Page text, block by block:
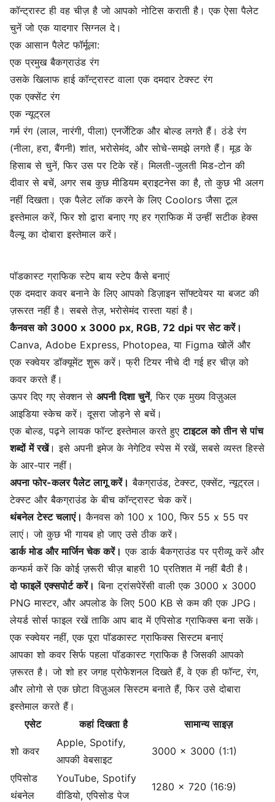
कॉन्ट्रास्ट ही वह चीज़ है जो आपको नोटिस कराती है। एक ऐसा पैलेट
चुनें जो एक यादगार सिग्नल दे।
एक आसान पैलेट फॉर्मूला:
एक प्रमुख बैकग्राउंड रंग
उसके खिलाफ हाई कॉन्ट्रास्ट वाला एक दमदार टेक्स्ट रंग
एक एक्सेंट रंग
एक न्यूट्रल
गर्म रंग (लाल, नारंगी, पीला) एनर्जेटिक और बोल्ड लगते हैं। ठंडे रंग
(नीला, हरा, बैंगनी) शांत, भरोसेमंद, और सोचे-समझे लगते हैं। मूड के
हिसाब से चुनें, फिर उस पर टिके रहें। मिलती-जुलती मिड-टोन की
दीवार से बचें, अगर सब कुछ मीडियम ब्राइटनेस का है, तो कुछ भी अलग
नहीं दिखता। एक पैलेट लॉक करने के लिए Coolors जैसा टूल
इस्तेमाल करें, फिर शो द्वारा बनाए गए हर ग्राफिक में उन्हीं सटीक हेक्स
वैल्यू का दोबारा इस्तेमाल करें।
पॉडकास्ट ग्राफिक स्टेप बाय स्टेप कैसे बनाएं
एक दमदार कवर बनाने के लिए आपको डिज़ाइन सॉफ्टवेयर या बजट की
ज़रूरत नहीं है। सबसे तेज़, भरोसेमंद रास्ता यहां है।
कैनवस को 3000 x 3000 px, RGB, 72 dpi पर सेट करें।
Canva, Adobe Express, Photopea, या Figma खोलें और
एक स्क्वेयर डॉक्यूमेंट शुरू करें। फ्री टियर नीचे दी गई हर चीज़ को
कवर करते हैं।
ऊपर दिए गए सेक्शन से अपनी दिशा चुनें, फिर एक मुख्य विज़ुअल
आइडिया स्केच करें। दूसरा जोड़ने से बचें।
एक बोल्ड, पढ़ने लायक फॉन्ट इस्तेमाल करते हुएटाइटल को तीन से पांच
शब्दों में रखें। इसे अपनी इमेज के नेगेटिव स्पेस में रखें, सबसे व्यस्त हिस्से
के आर-पार नहीं।
अपना फोर-कलर पैलेट लागू करें। बैकग्राउंड, टेक्स्ट, एक्सेंट, न्यूट्रल।
टेक्स्ट और बैकग्राउंड के बीच कॉन्ट्रास्ट चेक करें।
थंबनेल टेस्ट चलाएं। कैनवस को 100 x 100, फिर 55 x 55 पर
लाएं। जो कुछ भी गायब हो जाए उसे ठीक करें।
डार्क मोड और मार्जिन चेक करें। एक डार्क बैकग्राउंड पर प्रीव्यू करें और
कन्फर्म करें कि कोई ज़रूरी चीज़ बाहरी 10 प्रतिशत में नहीं बैठी है।
दो फाइलें एक्सपोर्ट करें। बिना ट्रांसपेरेंसी वाली एक 3000 x 3000
PNG मास्टर, और अपलोड के लिए 500 KB से कम की एक JPG।
लेयर्ड सोर्स फाइल रखें ताकि आप बाद में एपिसोड ग्राफिक्स बना सकें।
एक स्क्वेयर नहीं, एक पूरा पॉडकास्ट ग्राफिक्स सिस्टम बनाएं
आपका शो कवर सिर्फ पहला पॉडकास्ट ग्राफिक है जिसकी आपको
ज़रूरत है। जो शो हर जगह प्रोफेशनल दिखते हैं, वे एक ही फॉन्ट, रंग,
और लोगो से एक छोटा विज़ुअल सिस्टम बनाते हैं, फिर उसे दोबारा
इस्तेमाल करते हैं।
एसेट
कहां दिखता है सामान्य साइज़
शो कवर
Apple, Spotify,
आपकी वेबसाइट
3000 x 3000 (1:1)
एपिसोड
थंबनेल
YouTube, Spotify
वीडियो, एपिसोड पेज
1280 x 720 (16:9)